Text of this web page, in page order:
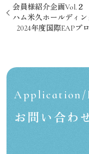
会員様紹介企画Vol.
ハム米久ホールディ
2024年度国際EAPプ
お問い合わ